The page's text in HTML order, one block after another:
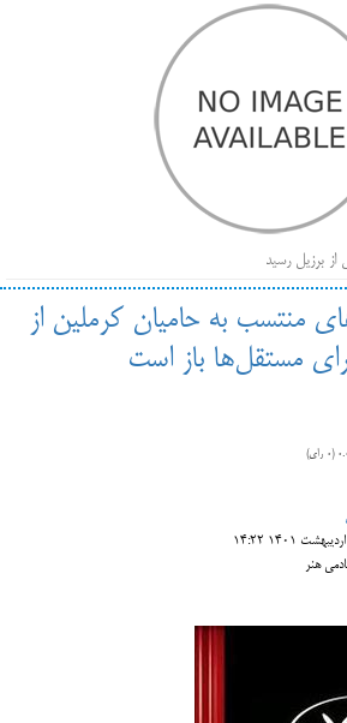
سهم پررنگ ایرانی‌ها
کرملین از جشنواره کن، راه برای مستقل‌ها باز است
منتسب به حامیان کرملین از
مستقل‌ها باز است
هنر